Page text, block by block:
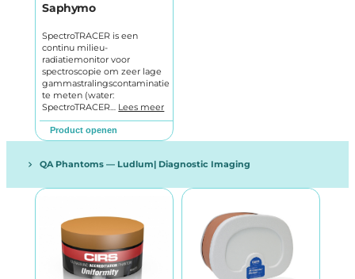
Saphymo
SpectroTRACER is een
continu milieu-
radiatiemonitor voor
spectroscopie om zeer lage
gammastralingscontaminatie
te meten (water:
SpectroTRACER… Lees meer
Product openen
QA Phantoms — Ludlum| Diagnostic Imaging